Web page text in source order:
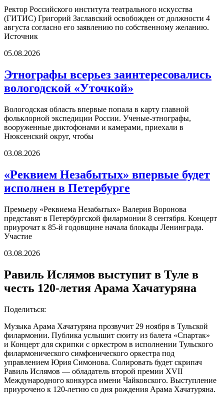
Ректор Российского института театрального искусства
(ГИТИС) Григорий Заславский освобожден от должности 4
августа согласно его заявлению по собственному желанию.
Источник
05.08.2026
Этнографы всерьез заинтересовались
вологодской «Уточкой»
Вологодская область впервые попала в карту главной
фольклорной экспедиции России. Ученые-этнографы,
вооруженные диктофонами и камерами, приехали в
Нюксенский округ, чтобы
03.08.2026
«Реквием Незабытых» впервые будет
исполнен в Петербурге
Премьеру «Реквиема Незабытых» Валерия Воронова
представят в Петербургской филармонии 8 сентября. Концерт
приурочат к 85-й годовщине начала блокады Ленинграда.
Участие
03.08.2026
Равиль Ислямов выступит в Туле в
честь 120-летия Арама Хачатуряна
Поделиться:
Музыка Арама Хачатуряна прозвучит 29 ноября в Тульской
филармонии. Публика услышит сюиту из балета «Спартак»
и Концерт для скрипки с оркестром в исполнении Тульского
филармонического симфонического оркестра под
управлением Юрия Симонова. Солировать будет скрипач
Равиль Ислямов — обладатель второй премии XVII
Международного конкурса имени Чайковского. Выступление
приурочено к 120-летию со дня рождения Арама Хачатуряна.